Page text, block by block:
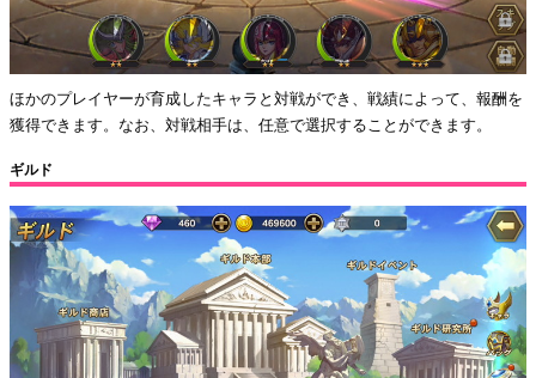
ほかのプレイヤーが育成したキャラと対戦ができ、戦績によって、報酬を
獲得できます。なお、対戦相手は、任意で選択することができます。
ギルド